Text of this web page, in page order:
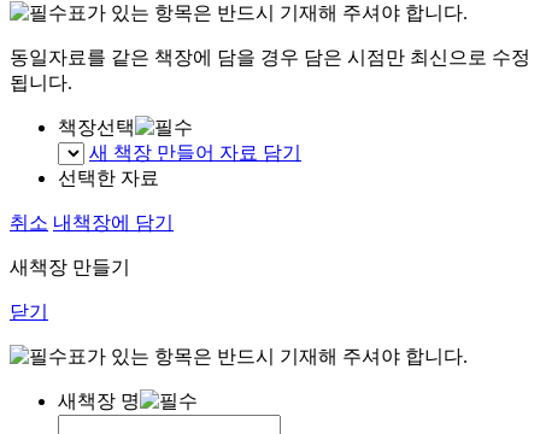
표가 있는 항목은 반드시 기재해 주셔야 합니다.
동일자료를 같은 책장에 담을 경우 담은 시점만 최신으로 수정
됩니다.
책장선택
새 책장 만들어 자료 담기
선택한 자료
취소 내책장에 담기
새책장 만들기
닫기
표가 있는 항목은 반드시 기재해 주셔야 합니다.
새책장 명